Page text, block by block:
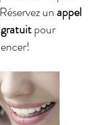
un appel
pour